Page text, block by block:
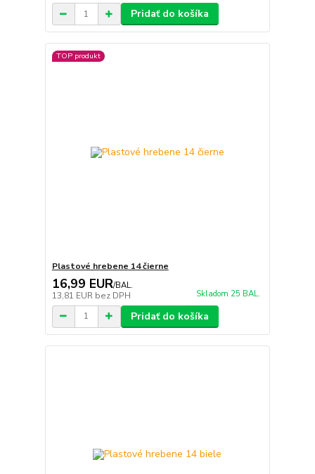
Pridať do košíka
TOP produkt
Plastové hrebene 14 čierne
16,99 EUR/BAL.
13,81 EUR bez DPH Skladom 25 BAL.
Pridať do košíka